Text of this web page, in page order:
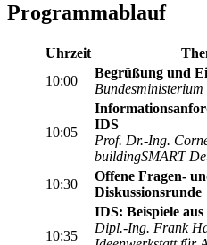
Programmablauf
Uhrzeit
10:00
Begrüßung und
10:05
IDS
Prof. Dr.-Ing.
buildingSMART
10:30
Offene Fragen-
Diskussionsrunde
10:35
IDS: Beispiele
Dipl.-Ing. Frank